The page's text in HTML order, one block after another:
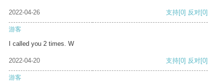
2022-04-26 支持[0] 反对[0]
游客
I called you 2 times. W
2022-04-20 支持[0] 反对[0]
游客